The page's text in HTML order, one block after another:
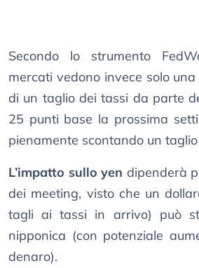
Secondo lo strumento
mercati vedono invece solo
di un taglio dei tassi da parte
25 punti base la prossima
pienamente scontando un
L’impatto sullo yen dipenderà
dei meeting, visto che un
tagli ai tassi in arrivo) può
nipponica (con potenziale
denaro).